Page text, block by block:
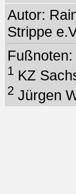
Autor:
Strippe
Fußnoten:
1 KZ
2 Jürgen